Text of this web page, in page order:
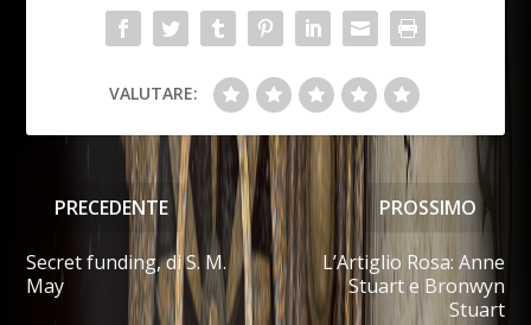
VALUTARE:
PRECEDENTE
Secret funding, di S. M.
May
PROSSIMO
L’Artiglio Rosa: Anne
Stuart e Bronwyn
Stuart